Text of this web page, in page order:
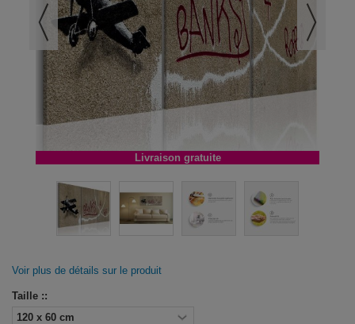
Livraison gratuite
Voir plus de détails sur le produit
Taille ::